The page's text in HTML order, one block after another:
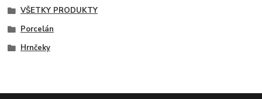
VŠETKY PRODUKTY
Porcelán
Hrnčeky